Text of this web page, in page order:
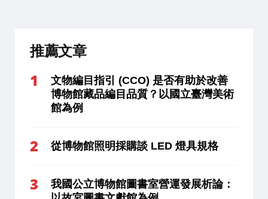
推薦文章
文物編目指引 (CCO) 是否有助於改善
博物館藏品編目品質？以國立臺灣美術
館為例
從博物館照明採購談 LED 燈具規格
我國公立博物館圖書室營運發展析論：